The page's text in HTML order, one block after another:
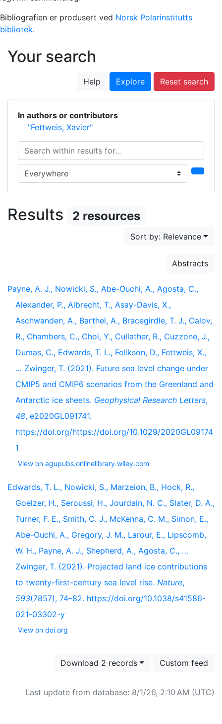
Bibliografien er produsert ved Norsk Polarinstitutts
bibliotek.
Your search
Help Explore Reset search
In authors or contributors
"Fettweis, Xavier"
Search within results for...
Search in...
Results 2 resources
Sort by: Relevance
Abstracts
Payne, A. J., Nowicki, S., Abe-Ouchi, A., Agosta, C.,
Alexander, P., Albrecht, T., Asay-Davis, X.,
Aschwanden, A., Barthel, A., Bracegirdle, T. J., Calov,
R., Chambers, C., Choi, Y., Cullather, R., Cuzzone, J.,
Dumas, C., Edwards, T. L., Felikson, D., Fettweis, X.,
… Zwinger, T. (2021). Future sea level change under
CMIP5 and CMIP6 scenarios from the Greenland and
Antarctic ice sheets. Geophysical Research Letters,
48, e2020GL091741.
https://doi.org/https://doi.org/10.1029/2020GL09174
1
View on agupubs.onlinelibrary.wiley.com
Edwards, T. L., Nowicki, S., Marzeion, B., Hock, R.,
Goelzer, H., Seroussi, H., Jourdain, N. C., Slater, D. A.,
Turner, F. E., Smith, C. J., McKenna, C. M., Simon, E.,
Abe-Ouchi, A., Gregory, J. M., Larour, E., Lipscomb,
W. H., Payne, A. J., Shepherd, A., Agosta, C., …
Zwinger, T. (2021). Projected land ice contributions
to twenty-first-century sea level rise. Nature,
593(7857), 74–82. https://doi.org/10.1038/s41586-
021-03302-y
View on doi.org
Download 2 records Custom feed
Last update from database: 8/1/26, 2:10 AM (UTC)